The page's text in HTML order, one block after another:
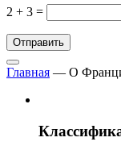
2 + 3 =
Главная — О